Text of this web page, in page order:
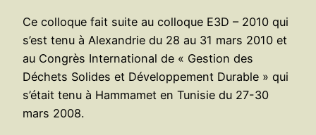
Ce colloque fait suite au colloque E3D – 2010 qui
s’est tenu à Alexandrie du 28 au 31 mars 2010 et
au Congrès International de « Gestion des
Déchets Solides et Développement Durable » qui
s’était tenu à Hammamet en Tunisie du 27-30
mars 2008.